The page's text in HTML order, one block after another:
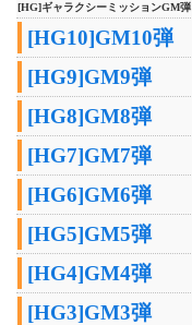
[HG]ギャラクシーミッションGM弾
[HG10]GM10弾
[HG9]GM9弾
[HG8]GM8弾
[HG7]GM7弾
[HG6]GM6弾
[HG5]GM5弾
[HG4]GM4弾
[HG3]GM3弾